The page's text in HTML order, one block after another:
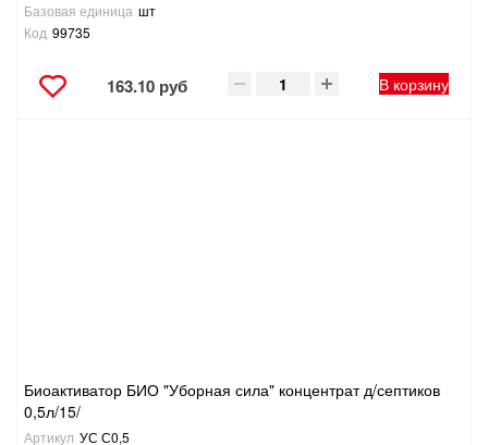
Базовая единица шт
Код 99735
163.10 руб В корзину
Биоактиватор БИО "Уборная сила" концентрат д/септиков
0,5л/15/
Артикул УС С0,5